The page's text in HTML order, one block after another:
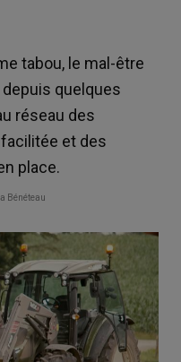
tabou, le mal-être
quelques
réseau des
et des
place.
Bénéteau